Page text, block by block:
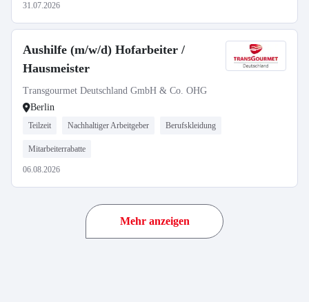
31.07.2026
Aushilfe (m/w/d) Hofarbeiter /
Hausmeister
Transgourmet Deutschland GmbH & Co. OHG
Berlin
Teilzeit Nachhaltiger Arbeitgeber Berufskleidung
Mitarbeiterrabatte
06.08.2026
Mehr anzeigen